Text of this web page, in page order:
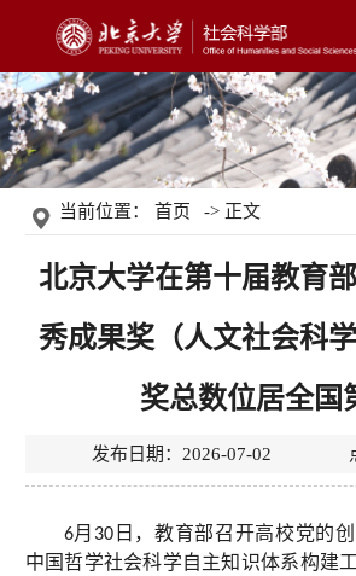
当前位置：首页 -> 正文
北京大学在第十届教育
秀成果奖（人文社会科
奖总数位居全国
发布日期：2026-07-02 点
6月30日，教育部召开高校党的
中国哲学社会科学自主知识体系构建